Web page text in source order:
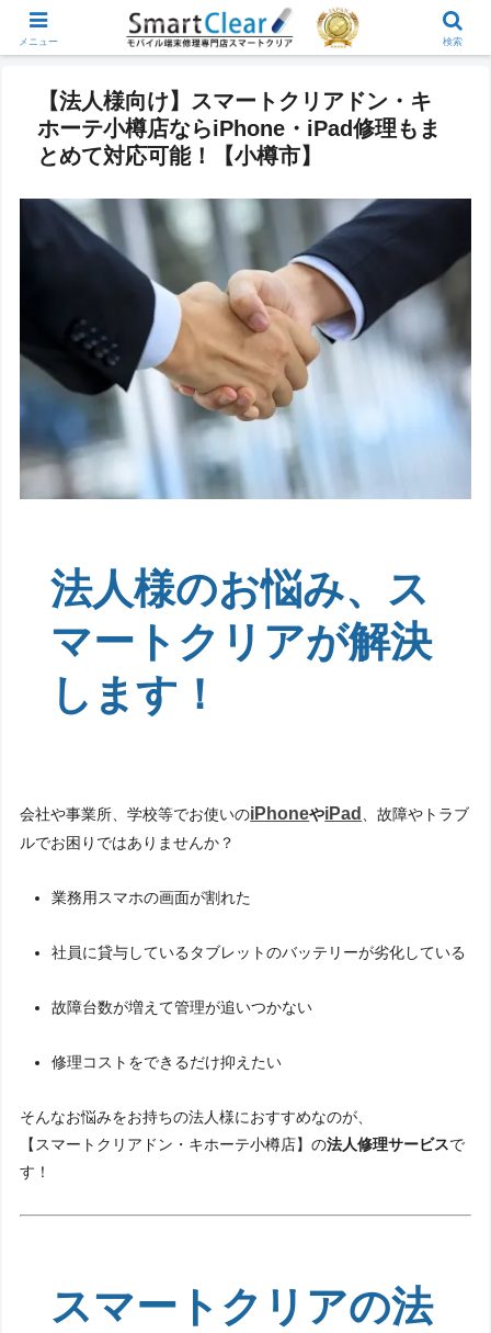
【法人様向け】スマートクリアドン・キ
ホーテ小樽店ならiPhone・iPad修理もま
とめて対応可能！【小樽市】
法人様のお悩み、ス
マートクリアが解決
します！
会社や事業所、学校等でお使いのiPhoneやiPad
、故障やトラブ
ルでお困りではありませんか？
業務用スマホの画面が割れた
社員に貸与しているタブレットのバッテリーが劣化している
故障台数が増えて管理が追いつかない
修理コストをできるだけ抑えたい
そんなお悩みをお持ちの法人様におすすめなのが、
【スマートクリアドン・キホーテ小樽店】の法人修理サービスで
す！
スマートクリアの法
メニュー 検索